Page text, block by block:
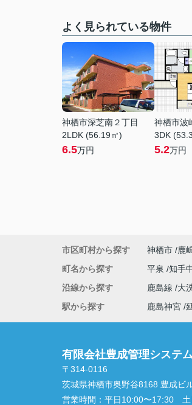
よく見られている物件
神栖市深芝南２丁目
2LDK (56.19㎡)
6.5万円
神栖市波
3DK
5.2万円
市区町村から探す 神栖市 鹿
町名から探す
平泉 知手
沿線から探す
鹿島線 大
駅から探す
鹿島神宮
有限会社豊成管理システ
〒314-0116
茨城県神栖市奥野谷8168 豊成ビ
営業時間： 平日10:00〜17:30 土